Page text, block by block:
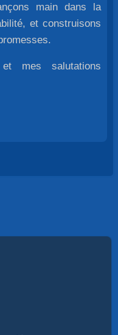
main dans la
et construisons
mes salutations